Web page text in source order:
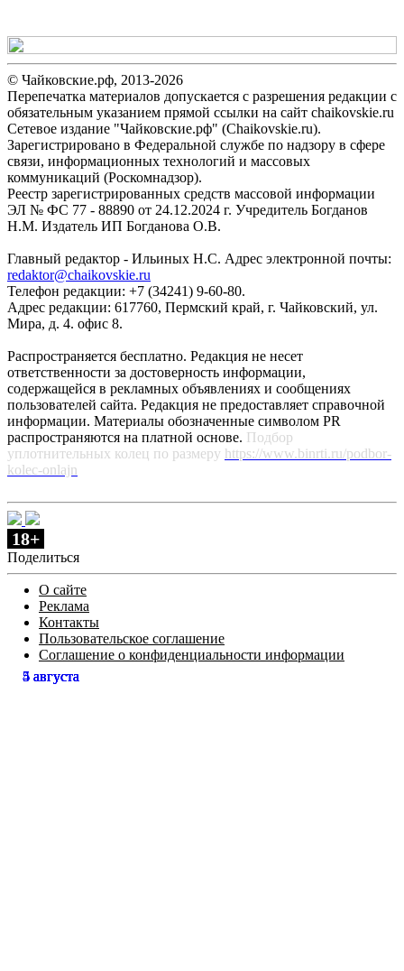
5 августа
5 августа
5 августа
5 августа
4 августа
© Чайковские.рф, 2013-2026
Перепечатка материалов допускается с разрешения редакции с
обязательным указанием прямой ссылки на сайт chaikovskie.ru
Сетевое издание "Чайковские.рф" (Chaikovskie.ru).
Зарегистрировано в Федеральной службе по надзору в сфере
связи, информационных технологий и массовых
коммуникаций (Роскомнадзор).
Реестр зарегистрированных средств массовой информации
ЭЛ № ФС 77 - 88890 от 24.12.2024 г. Учредитель Богданов
Н.М. Издатель ИП Богданова О.В.
Главный редактор - Ильиных Н.С. Адрес электронной почты:
redaktor@chaikovskie.ru
Телефон редакции: +7 (34241) 9-60-80.
Адрес редакции: 617760, Пермский край, г. Чайковский, ул.
Мира, д. 4. офис 8.
Распространяется бесплатно. Редакция не несет
ответственности за достоверность информации,
содержащейся в рекламных объявлениях и сообщениях
пользователей сайта. Редакция не предоставляет справочной
информации. Материалы обозначенные символом PR
распространяются на платной основе. Подбор
уплотнительных колец по размеру https://www.binrti.ru/podbor-
kolec-onlajn
18+
Поделиться
О сайте
Реклама
Контакты
Пользовательское соглашение
Соглашение о конфиденциальности информации